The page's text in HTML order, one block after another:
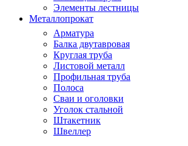
Элементы лестницы
Металлопрокат
Арматура
Балка двутавровая
Круглая труба
Листовой металл
Профильная труба
Полоса
Сваи и оголовки
Уголок стальной
Штакетник
Швеллер